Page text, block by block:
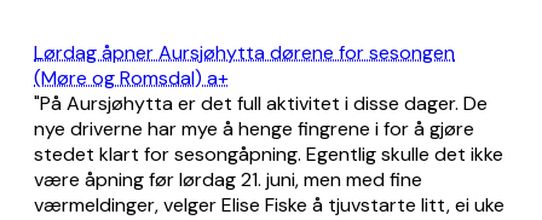
Lørdag åpner Aursjøhytta dørene for sesongen
(Møre og Romsdal) a+
"På Aursjøhytta er det full aktivitet i disse dager. De
nye driverne har mye å henge fingrene i for å gjøre
stedet klart for sesongåpning. Egentlig skulle det ikke
være åpning før lørdag 21. juni, men med fine
værmeldinger, velger Elise Fiske å tjuvstarte litt, ei uke